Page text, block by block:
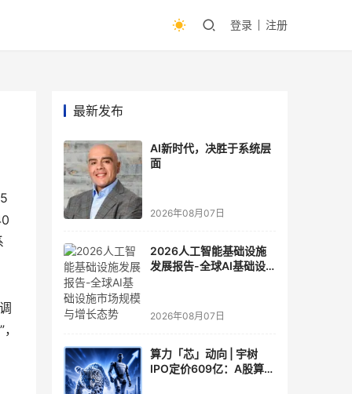
登录 注册
最新发布
AI新时代，决胜于系统层
面
2026年08月07日
2026人工智能基础设施
发展报告-全球AI基础设
2026年08月07日
算力「芯」动向 | 宇树
IPO定价609亿：A股算力